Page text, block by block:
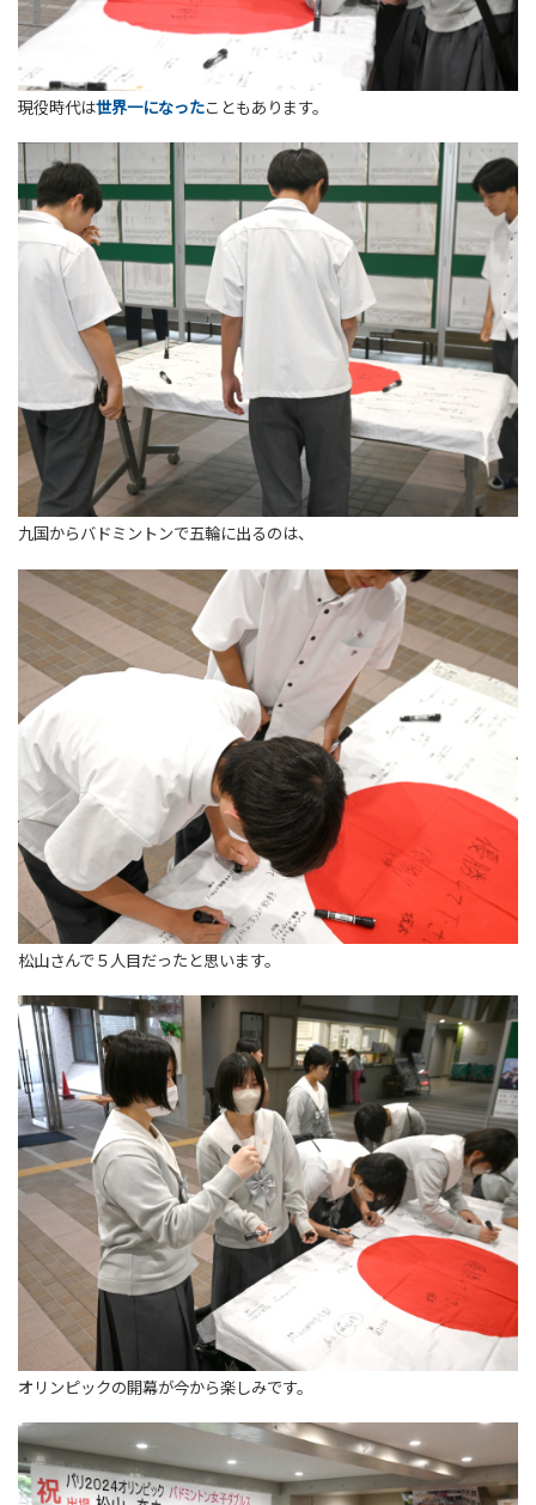
現役時代は世界一になったこともあります。
九国からバドミントンで五輪に出るのは、
松山さんで５人目だったと思います。
オリンピックの開幕が今から楽しみです。